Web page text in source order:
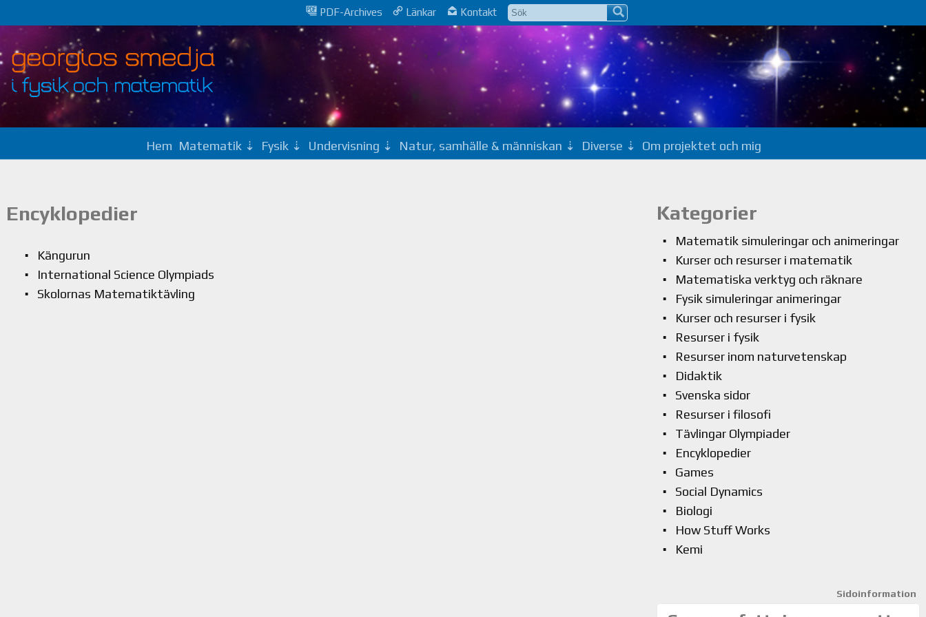
PDF-Archives Länkar Kontakt
Hem Matematik Fysik Undervisning Natur, samhälle & människan Diverse Om projektet och mig
Encyklopedier
Kängurun
International Science Olympiads
Skolornas Matematiktävling
Kategorier
Matematik simuleringar och animeringar
Kurser och resurser i matematik
Matematiska verktyg och räknare
Fysik simuleringar animeringar
Kurser och resurser i fysik
Resurser i fysik
Resurser inom naturvetenskap
Didaktik
Svenska sidor
Resurser i filosofi
Tävlingar Olympiader
Encyklopedier
Games
Social Dynamics
Biologi
How Stuff Works
Kemi
Sidoinformation